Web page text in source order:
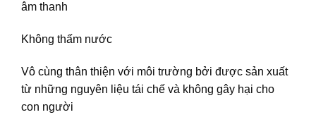
âm thanh
Không thấm nước
Vô cùng thân thiện với môi trường bởi được sản xuất
từ những nguyên liệu tái chế và không gây hại cho
con người